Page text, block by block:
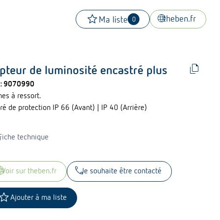
starMa liste 0 languagetheben.fr
de luminosité encastré plus
9070990
file_copy
à ressort.
de protection IP 66 (Avant) | IP 40 (Arrière)
Fiche technique
voir sur theben.fr callJe souhaite être contacté
Ajouter à ma liste